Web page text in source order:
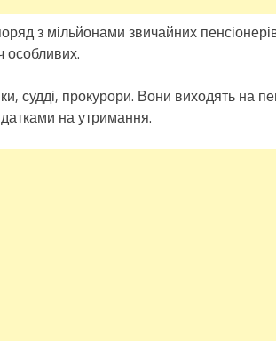
з мільйонами звичайних
особливих.
судді, прокурори. Вони виходять на
на утримання.